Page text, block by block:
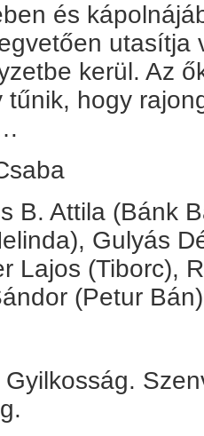
és
utasítja
kerül. Az
tűnik, hogy
B. Attila (Bánk
Gulyás
Lajos (Tiborc),
(Petur Bán)